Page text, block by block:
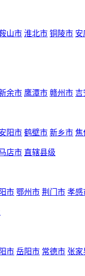
山市 淮北市 铜陵市 安
余市 鹰潭市 赣州市 吉
阳市 鹤壁市 新乡市 焦
店市 直辖县级
市 鄂州市 荆门市 孝感
市 岳阳市 常德市 张家